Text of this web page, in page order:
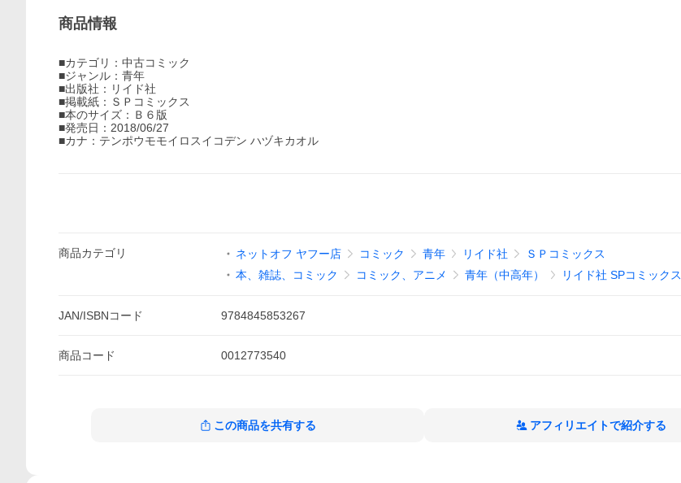
商品情報
■カテゴリ：中古コミック
■ジャンル：青年
■出版社：リイド社
■掲載紙：ＳＰコミックス
■本のサイズ：Ｂ６版
■発売日：2018/06/27
■カナ：テンポウモモイロスイコデン ハヅキカオル
商品カテゴリ ネットオフ ヤフー店 コミック 青年 リイド社
ＳＰコミックス
本、雑誌、コミック
コミック、アニメ 青年（中高年） リイド社 SPコミックス
JAN/ISBNコード 9784845853267
商品コード 0012773540
この商品を共有する アフィリエイトで紹介する